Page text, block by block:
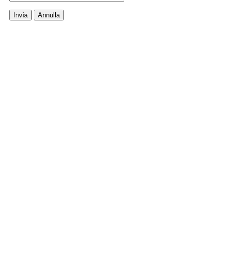
Invia Annulla